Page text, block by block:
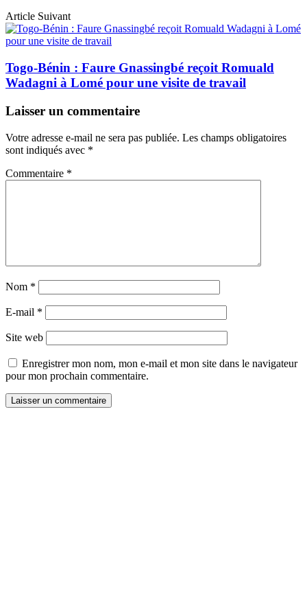
Article Suivant
Togo-Bénin : Faure Gnassingbé reçoit Romuald
Wadagni à Lomé pour une visite de travail
Laisser un commentaire
Votre adresse e-mail ne sera pas publiée. Les champs obligatoires
sont indiqués avec *
Commentaire *
Nom *
E-mail *
Site web
Enregistrer mon nom, mon e-mail et mon site dans le navigateur
pour mon prochain commentaire.